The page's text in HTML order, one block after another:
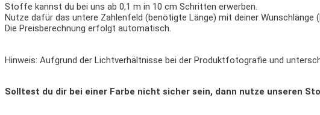
Stoffe kannst du bei uns ab 0,1 m in 10 cm Schritten erwerben.
Nutze dafür das untere Zahlenfeld (benötigte Länge) mit deiner Wunschlänge
Die Preisberechnung erfolgt automatisch.
Hinweis: Aufgrund der Lichtverhältnisse bei der Produktfotografie und
Solltest du dir bei einer Farbe nicht sicher sein, dann nutze unseren